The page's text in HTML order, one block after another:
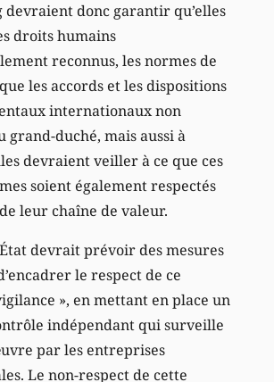
donc garantir qu’elles
droits humains
reconnus, les normes de
les accords et les dispositions
internationaux non
grand-duché, mais aussi à
devraient veiller à ce que ces
soient également respectés
leur chaîne de valeur.
devrait prévoir des mesures
le respect de ce
», en mettant en place un
indépendant qui surveille
par les entreprises
Le non-respect de cette